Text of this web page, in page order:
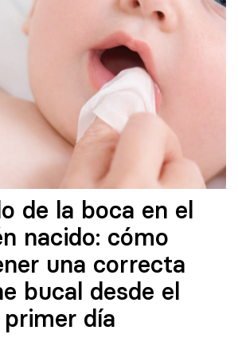
de la boca en el
nacido: cómo
una correcta
bucal desde el
primer día